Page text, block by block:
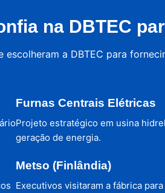
na DBTEC
escolheram a DBTEC para
Furnas Centrais Elétricas
Projeto estratégico em usina
geração de energia.
Metso (Finlândia)
Executivos visitaram a fábrica